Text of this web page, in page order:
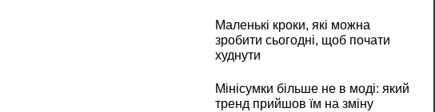
Маленькі кроки, які можна
зробити сьогодні, щоб почати
худнути
Мінісумки більше не в моді: який
тренд прийшов їм на зміну